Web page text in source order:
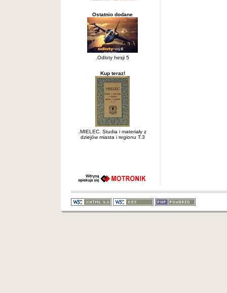
Ostatnio dodane
.Odloty hesji 5
Kup teraz!
.MIELEC. Studia i materiały z
dziejów miasta i regionu T.3